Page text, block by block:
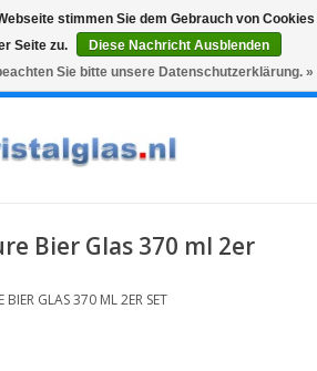
Graveren
0 Artikel - €0,00
Bier Glas 370 ml 2er
BIER GLAS 370 ML 2ER SET
stimmen Sie dem Gebrauch von Cookies
Seite zu.
Diese Nachricht Ausblenden
Sie bitte unsere Datenschutzerklärung. »